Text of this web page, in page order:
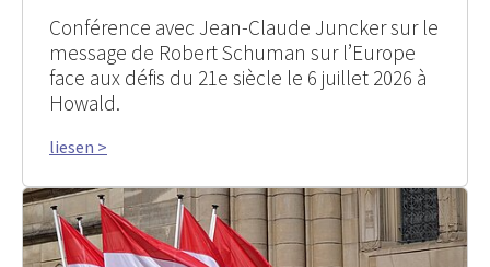
Conférence avec Jean-Claude Juncker sur le
message de Robert Schuman sur l’Europe
face aux défis du 21e siècle le 6 juillet 2026 à
Howald.
liesen >